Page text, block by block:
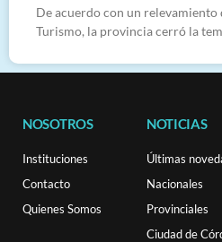
De acuerdo con un relevamiento
Turismo, la provincia cerró la
NOSOTROS
Instituciones
Contacto
Quienes Somos
NOTICIAS
Últimas
Nacionales
Provinciales
Ciudad de